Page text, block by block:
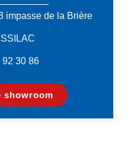
impasse de la Brière
30 86
showroom